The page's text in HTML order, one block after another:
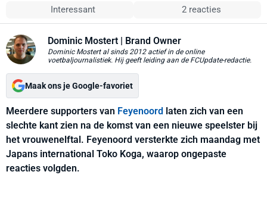
Interessant 2 reacties
Dominic Mostert | Brand Owner
Dominic Mostert al sinds 2012 actief in de online
voetbaljournalistiek. Hij geeft leiding aan de FCUpdate-redactie.
Maak ons je Google-favoriet
Meerdere supporters van Feyenoord laten zich van een
slechte kant zien na de komst van een nieuwe speelster bij
het vrouwenelftal. Feyenoord versterkte zich maandag met
Japans international Toko Koga, waarop ongepaste
reacties volgden.